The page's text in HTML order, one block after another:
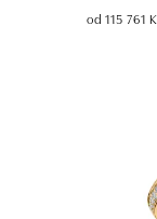
od 115 761